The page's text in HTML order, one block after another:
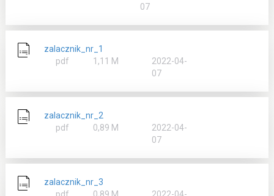
07
zalacznik_nr_1
pdf
rozmiar
1,11 M
2022-04-
07
zalacznik_nr_2
pdf
rozmiar
0,89 M
2022-04-
07
zalacznik_nr_3
rozmiar